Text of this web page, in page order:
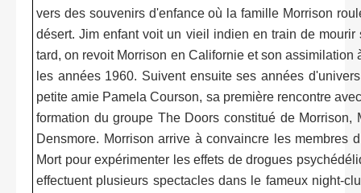
vers des souvenirs d'enfance où la famille Morrison
désert. Jim enfant voit un vieil indien en train de
tard, on revoit Morrison en Californie et son assimilation
les années 1960. Suivent ensuite ses années
petite amie Pamela Courson, sa première rencontre
formation du groupe The Doors constitué de Morrison,
Densmore. Morrison arrive à convaincre les membres
Mort pour expérimenter les effets de drogues
effectuent plusieurs spectacles dans le fameux night-